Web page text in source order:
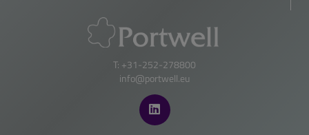
T: +31-252-278800
info@portwell.eu